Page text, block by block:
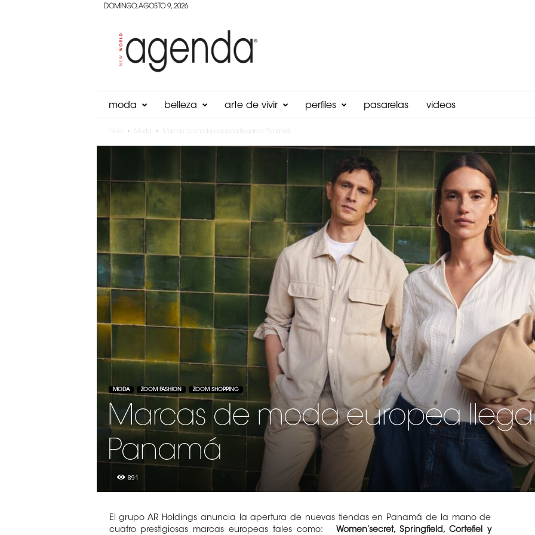
DOMINGO, AGOSTO 9, 2026
Panama
moda belleza arte de vivir perfiles pasarelas videos
Moda Marcas de moda europea llegan a Panamá
MODA ZOOM FASHION ZOOM SHOPPING
Marcas de moda europea
Panamá
891
El grupo AR Holdings anuncia la apertura de nuevas tiendas en Panamá de la mano de
cuatro prestigiosas marcas europeas tales como: Women’secret, Springfield, Cortefiel y